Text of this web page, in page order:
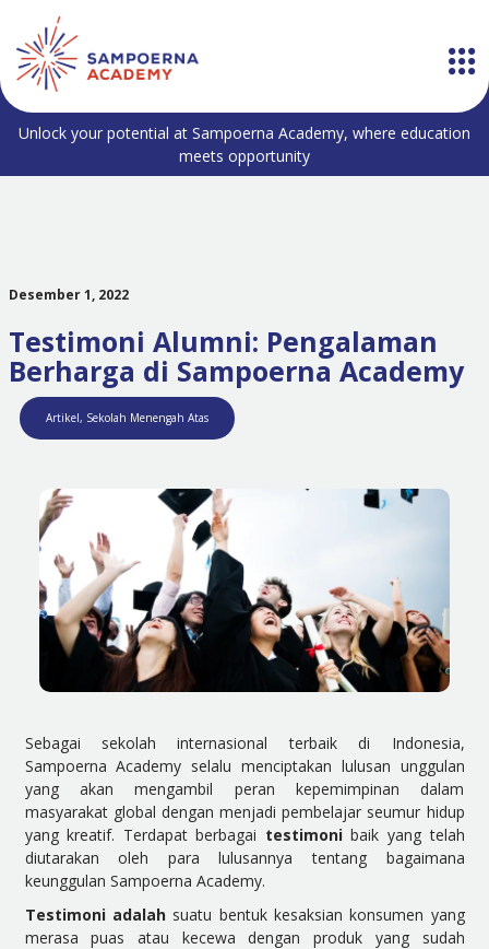
Unlock your potential at Sampoerna Academy, where education
meets opportunity
Desember 1, 2022
Testimoni Alumni: Pengalaman
Berharga di Sampoerna Academy
Artikel, Sekolah Menengah Atas
Sebagai sekolah internasional terbaik di Indonesia,
Sampoerna Academy selalu menciptakan lulusan unggulan
yang akan mengambil peran kepemimpinan dalam
masyarakat global dengan menjadi pembelajar seumur hidup
yang kreatif. Terdapat berbagai testimonibaik yang telah
diutarakan oleh para lulusannya tentang bagaimana
keunggulan Sampoerna Academy.
Testimoni adalahsuatu bentuk kesaksian konsumen yang
merasa puas atau kecewa dengan produk yang sudah